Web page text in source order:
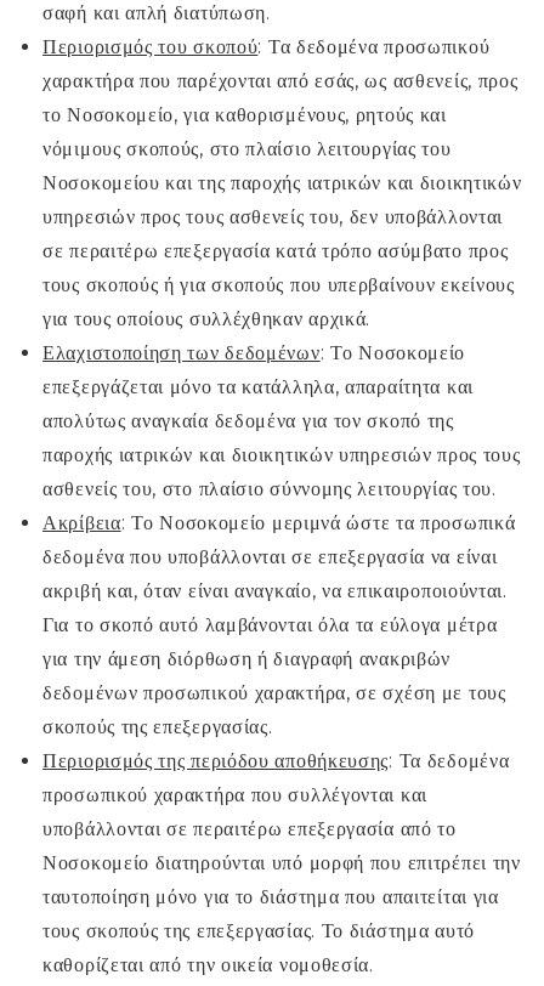
σαφή και απλή διατύπωση.
Περιορισμός του σκοπού: Τα δεδομένα προσωπικού
χαρακτήρα που παρέχονται από εσάς, ως ασθενείς, προς
το Νοσοκομείο, για καθορισμένους, ρητούς και
νόμιμους σκοπούς, στο πλαίσιο λειτουργίας του
Νοσοκομείου και της παροχής ιατρικών και διοικητικών
υπηρεσιών προς τους ασθενείς του, δεν υποβάλλονται
σε περαιτέρω επεξεργασία κατά τρόπο ασύμβατο προς
τους σκοπούς ή για σκοπούς που υπερβαίνουν εκείνους
για τους οποίους συλλέχθηκαν αρχικά.
Ελαχιστοποίηση των δεδομένων: Το Νοσοκομείο
επεξεργάζεται μόνο τα κατάλληλα, απαραίτητα και
απολύτως αναγκαία δεδομένα για τον σκοπό της
παροχής ιατρικών και διοικητικών υπηρεσιών προς τους
ασθενείς του, στο πλαίσιο σύννομης λειτουργίας του.
Ακρίβεια: Το Νοσοκομείο μεριμνά ώστε τα προσωπικά
δεδομένα που υποβάλλονται σε επεξεργασία να είναι
ακριβή και, όταν είναι αναγκαίο, να επικαιροποιούνται.
Για το σκοπό αυτό λαμβάνονται όλα τα εύλογα μέτρα
για την άμεση διόρθωση ή διαγραφή ανακριβών
δεδομένων προσωπικού χαρακτήρα, σε σχέση με τους
σκοπούς της επεξεργασίας.
Περιορισμός της περιόδου αποθήκευσης: Τα δεδομένα
προσωπικού χαρακτήρα που συλλέγονται και
υποβάλλονται σε περαιτέρω επεξεργασία από το
Νοσοκομείο διατηρούνται υπό μορφή που επιτρέπει την
ταυτοποίηση μόνο για το διάστημα που απαιτείται για
τους σκοπούς της επεξεργασίας. Το διάστημα αυτό
καθορίζεται από την οικεία νομοθεσία.